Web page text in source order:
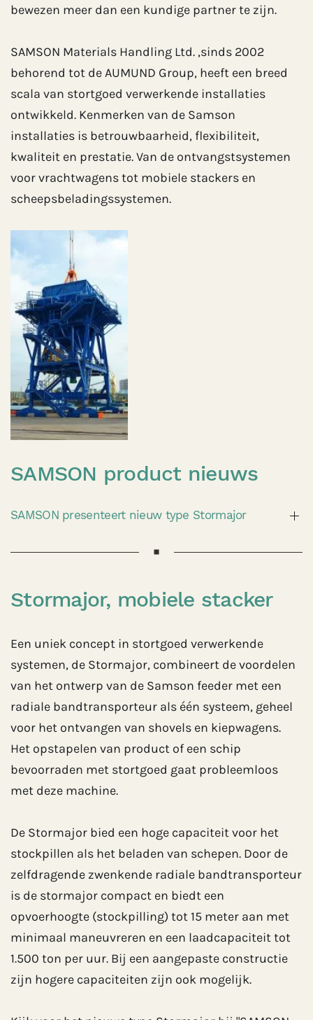
bewezen meer dan een kundige partner te zijn.
SAMSON Materials Handling Ltd. ,sinds 2002
behorend tot de AUMUND Group, heeft een breed
scala van stortgoed verwerkende installaties
ontwikkeld. Kenmerken van de Samson
installaties is betrouwbaarheid, flexibiliteit,
kwaliteit en prestatie. Van de ontvangstsystemen
voor vrachtwagens tot mobiele stackers en
scheepsbeladingssystemen.
SAMSON product nieuws
SAMSON presenteert nieuw type Stormajor
Stormajor, mobiele stacker
Een uniek concept in stortgoed verwerkende
systemen, de Stormajor, combineert de voordelen
van het ontwerp van de Samson feeder met een
radiale bandtransporteur als één systeem, geheel
voor het ontvangen van shovels en kiepwagens.
Het opstapelen van product of een schip
bevoorraden met stortgoed gaat probleemloos
met deze machine.
De Stormajor bied een hoge capaciteit voor het
stockpillen als het beladen van schepen. Door de
zelfdragende zwenkende radiale bandtransporteur
is de stormajor compact en biedt een
opvoerhoogte (stockpilling) tot 15 meter aan met
minimaal maneuvreren en een laadcapaciteit tot
1.500 ton per uur. Bij een aangepaste constructie
zijn hogere capaciteiten zijn ook mogelijk.